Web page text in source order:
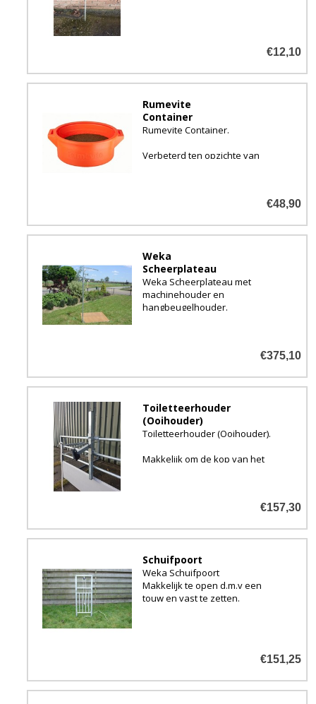
€12,10
Rumevite
Container
Rumevite Container.
Verbeterd ten opzichte van
€48,90
Weka
Scheerplateau
Weka Scheerplateau met
machinehouder en
hangbeugelhouder.
€375,10
Toiletteerhouder
(Ooihouder)
Toiletteerhouder (Ooihouder).
Makkelijk om de kop van het
€157,30
Schuifpoort
Weka Schuifpoort
Makkelijk te open d.m.v een
touw en vast te zetten.
€151,25